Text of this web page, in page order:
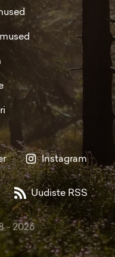
Instagram
Uudiste RSS
-2026